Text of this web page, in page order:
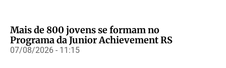
Mais de 800 jovens se formam no
Programa da Junior Achievement RS
07/08/2026 - 11:15